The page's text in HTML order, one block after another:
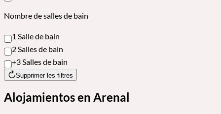
Nombre de salles de bain
1 Salle de bain
2 Salles de bain
+3 Salles de bain
Supprimer les filtres
Alojamientos en Arenal